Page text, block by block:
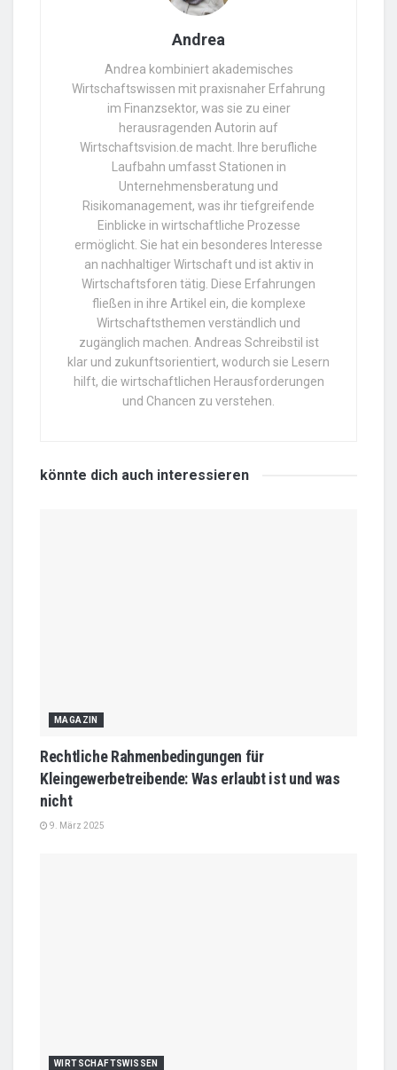
Andrea
Andrea kombiniert akademisches
Wirtschaftswissen mit praxisnaher Erfahrung
im Finanzsektor, was sie zu einer
herausragenden Autorin auf
Wirtschaftsvision.de macht. Ihre berufliche
Laufbahn umfasst Stationen in
Unternehmensberatung und
Risikomanagement, was ihr tiefgreifende
Einblicke in wirtschaftliche Prozesse
ermöglicht. Sie hat ein besonderes Interesse
an nachhaltiger Wirtschaft und ist aktiv in
Wirtschaftsforen tätig. Diese Erfahrungen
fließen in ihre Artikel ein, die komplexe
Wirtschaftsthemen verständlich und
zugänglich machen. Andreas Schreibstil ist
klar und zukunftsorientiert, wodurch sie Lesern
hilft, die wirtschaftlichen Herausforderungen
und Chancen zu verstehen.
könnte dich auch interessieren
MAGAZIN
Rechtliche Rahmenbedingungen für
Kleingewerbetreibende: Was erlaubt ist und was
nicht
9. März 2025
WIRTSCHAFTSWISSEN